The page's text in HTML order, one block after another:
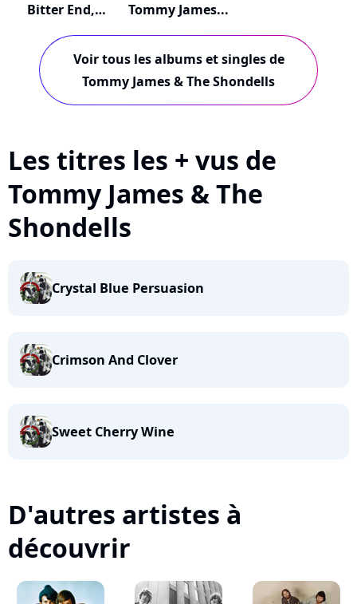
Bitter End,
Tommy James...
Voir tous les albums et singles de
Tommy James & The Shondells
Les titres les + vus de
Tommy James & The
Shondells
Crystal Blue Persuasion
Crimson And Clover
Sweet Cherry Wine
D'autres artistes à
découvrir